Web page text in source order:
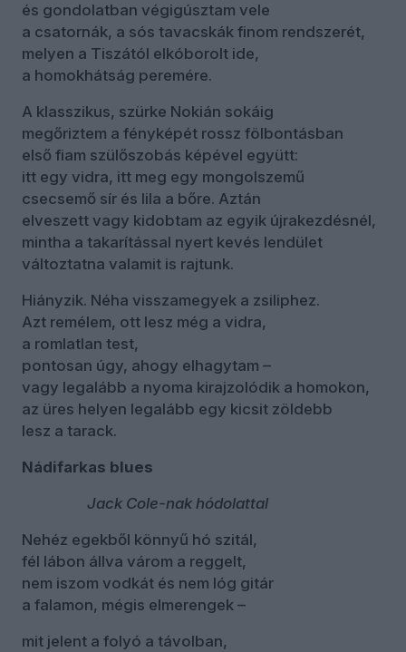
és gondolatban végigúsztam vele
a csatornák, a sós tavacskák finom rendszerét,
melyen a Tiszától elkóborolt ide,
a homokhátság peremére.
A klasszikus, szürke Nokián sokáig
megőriztem a fényképét rossz fölbontásban
első fiam szülőszobás képével együtt:
itt egy vidra, itt meg egy mongolszemű
csecsemő sír és lila a bőre. Aztán
elveszett vagy kidobtam az egyik újrakezdésnél,
mintha a takarítással nyert kevés lendület
változtatna valamit is rajtunk.
Hiányzik. Néha visszamegyek a zsiliphez.
Azt remélem, ott lesz még a vidra,
a romlatlan test,
pontosan úgy, ahogy elhagytam –
vagy legalább a nyoma kirajzolódik a homokon,
az üres helyen legalább egy kicsit zöldebb
lesz a tarack.
Nádifarkas blues
Jack Cole-nak hódolattal
Nehéz egekből könnyű hó szitál,
fél lábon állva várom a reggelt,
nem iszom vodkát és nem lóg gitár
a falamon, mégis elmerengek –
mit jelent a folyó a távolban,